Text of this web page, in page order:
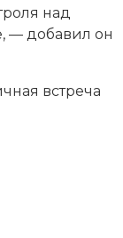
над
— добавил он
встреча